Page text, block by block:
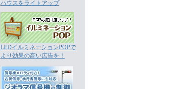
ハウスをライトアップ
LEDイルミネーションPOPで
より効果の高い広告を！